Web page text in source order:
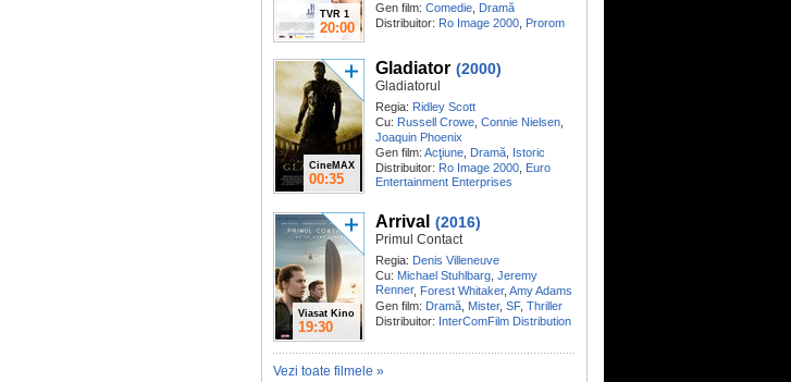
TVR 1
20:00
Gen film: Comedie Dramă
Distribuitor: Ro Image 2000 Prorom
CineMAX
00:35
Gladiator (2000)
Gladiatorul
Regia: Ridley Scott
Cu: Russell Crowe Connie Nielsen
Joaquin Phoenix
Gen film: Acţiune Dramă Istoric
Distribuitor: Ro Image 2000 Euro
Entertainment Enterprises
Viasat Kino
19:30
Arrival (2016)
Primul Contact
Regia: Denis Villeneuve
Cu: Michael Stuhlbarg Jeremy
Renner, Forest Whitaker, Amy Adams
Gen film: Dramă Mister, SF, Thriller
Distribuitor: InterComFilm Distribution
Vezi toate filmele »